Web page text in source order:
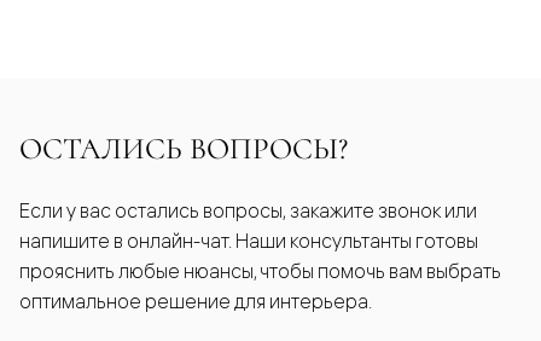
ОСТАЛИСЬ ВОПРОСЫ?
Если у вас остались вопросы, закажите звонок или
напишите в онлайн-чат. Наши консультанты готовы
прояснить любые нюансы, чтобы помочь вам выбрать
оптимальное решение для интерьера.